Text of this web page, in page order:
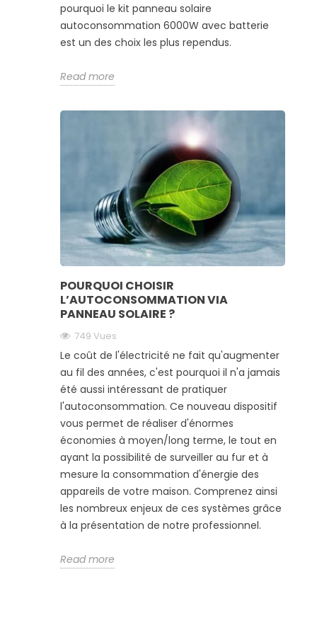
pourquoi le kit panneau solaire
autoconsommation 6000W avec batterie
est un des choix les plus rependus.
Read more
POURQUOI CHOISIR
L’AUTOCONSOMMATION VIA
PANNEAU SOLAIRE ?
749 Vues
Le coût de l'électricité ne fait qu'augmenter
au fil des années, c'est pourquoi il n'a jamais
été aussi intéressant de pratiquer
l'autoconsommation. Ce nouveau dispositif
vous permet de réaliser d'énormes
économies à moyen/long terme, le tout en
ayant la possibilité de surveiller au fur et à
mesure la consommation d'énergie des
appareils de votre maison. Comprenez ainsi
les nombreux enjeux de ces systèmes grâce
à la présentation de notre professionnel.
Read more